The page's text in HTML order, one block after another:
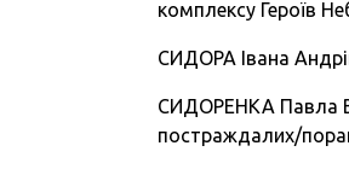
комплексу Героїв
СИДОРА Івана
СИДОРЕНКА Павла
постраждалих/